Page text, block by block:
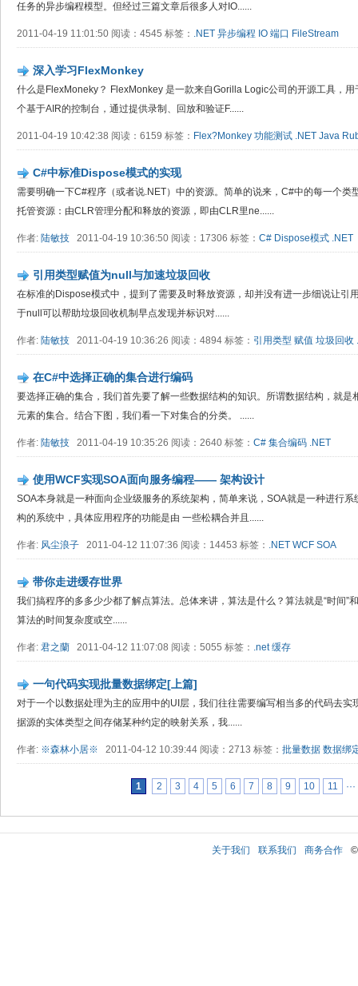
任务的异步编程模型。但经过三篇文章后很多人对IO......
2011-04-19 11:01:50 阅读：4545 标签： .NET 异步编程 IO 端口 FileStream
深入学习Flex​Monkey
什么是FlexMoneky？ FlexMonkey 是一款来自Gorilla Logic公司的开源工具，
个基于AIR的控制台，通过提供录制、回放和验证F......
2011-04-19 10:42:38 阅读：6159 标签： Flex?Monkey 功能测试 .NET Java
C#中标准Dispose模式的实现
需要明确一下C#程序（或者说.NET）中的资源。简单的说来，C#中的每一个类
托管资源：由CLR管理分配和释放的资源，即由CLR里ne......
作者: 陆敏技 2011-04-19 10:36:50 阅读：17306 标签： C# Dispose模式 .NET
引用类型赋值为null与加速垃圾回收
在标准的Dispose模式中，提到了需要及时释放资源，却并没有进一步细说让引
于null可以帮助垃圾回收机制早点发现并标识对......
作者: 陆敏技 2011-04-19 10:36:26 阅读：4894 标签： 引用类型 赋值 垃圾回收
在C#中选择正确的集合进行编码
要选择正确的集合，我们首先要了解一些数据结构的知识。所谓数据结构，就
元素的集合。结合下图，我们看一下对集合的分类。 ......
作者: 陆敏技 2011-04-19 10:35:26 阅读：2640 标签： C# 集合编码 .NET
使用WCF实现SOA面向服务编程—— 架构设计
SOA本身就是一种面向企业级服务的系统架构，简单来说，SOA就是一种进行
构的系统中，具体应用程序的功能是由 一些松耦合并且......
作者: 风尘浪子 2011-04-12 11:07:36 阅读：14453 标签： .NET WCF SOA
带你走进缓存世界
我们搞程序的多多少少都了解点算法。总体来讲，算法是什么？算法就是“时间”
算法的时间复杂度或空......
作者: 君之蘭 2011-04-12 11:07:08 阅读：5055 标签： .net 缓存
一句代码实现批量数据绑定[上篇]
对于一个以数据处理为主的应用中的UI层，我们往往需要编写相当多的代码去
据源的实体类型之间存储某种约定的映射关系，我......
作者: ※森林小居※ 2011-04-12 10:39:44 阅读：2713 标签： 批量数据 数据绑
1 2 3 4 5 6 7 8 9 10 11 ···
关于我们 联系我们 商务合作